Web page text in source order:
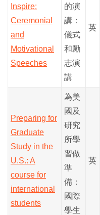
Inspire:
Ceremonial
and
Motivational
Speeches
的演
講：
儀式
和勵
志演
講
英
Preparing for
Graduate
Study in the
U.S.: A
course for
international
students
為美
國及
研究
所學
習做
準
備：
國際
學生
英